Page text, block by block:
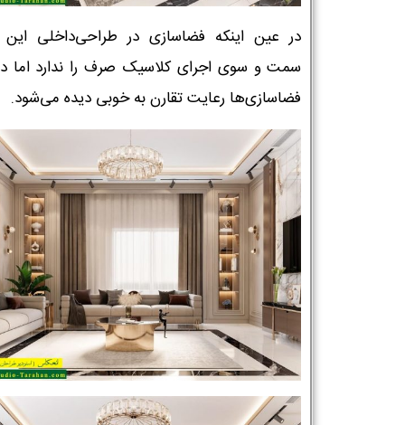
در عین اینکه فضاسازی در طراحی‌داخلی این
سمت و سوی اجرای کلاسیک صرف را ندارد اما
فضاسازی‌ها رعایت تقارن به خوبی دیده می‌شود.